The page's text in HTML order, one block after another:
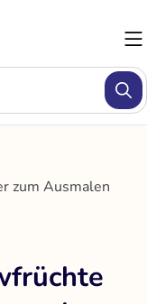
zum Ausmalen